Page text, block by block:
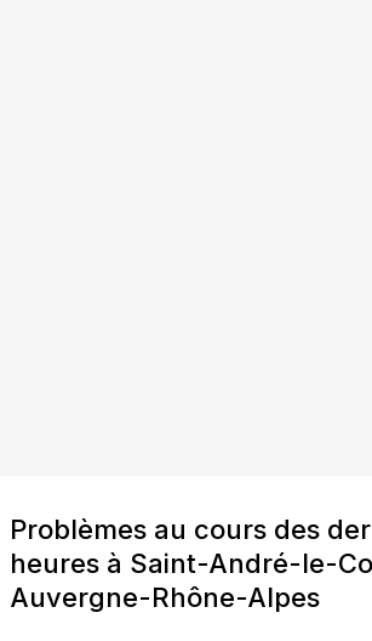
Problèmes au cours des
heures à Saint-André-le-
Auvergne-Rhône-Alpes